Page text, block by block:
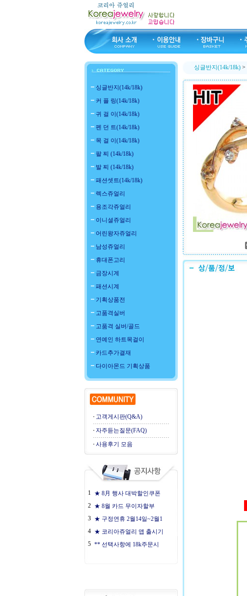
싱글반지(14k/18k)
커 플 링(14k/18k)
귀 걸 이(14k/18k)
펜 던 트(14k/18k)
목 걸 이(14k/18k)
팔 찌 (14k/18k)
발 찌 (14k/18k)
패션셋트(14k/18k)
렉스쥬얼리
용조각쥬얼리
이니셜쥬얼리
어린왕자쥬얼리
남성쥬얼리
휴대폰고리
금장시계
패션시계
기획상품전
고품격실버
고품격 실버/골드
연예인 하트목걸이
카드추가결재
다이아몬드 기획상품
고객게시판(Q&A)
자주듣는질문(FAQ)
사용후기 모음
1 ★ 8月 행사 대박할인쿠폰
2 ★ 8월 카드 무이자할부
3 ★ 구정연휴 2월14일~2월1
4 ★ 코리아쥬얼리 앱 출시기
5 ** 선택사항에 18k주문시
싱글반지(14k/18k) >